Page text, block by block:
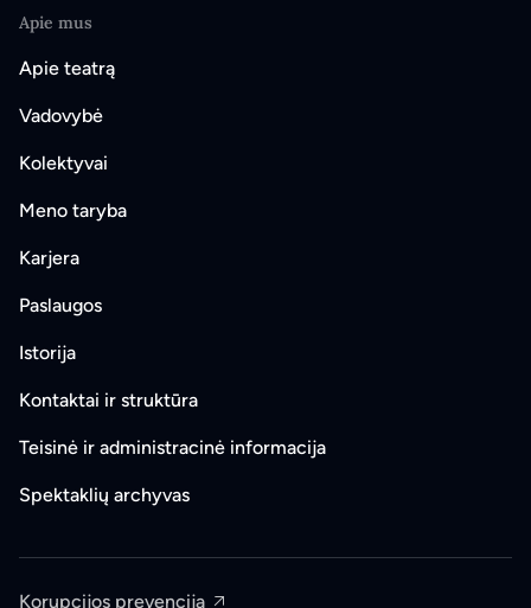
Apie mus
Apie teatrą
Vadovybė
Kolektyvai
Meno taryba
Karjera
Paslaugos
Istorija
Kontaktai ir struktūra
Teisinė ir administracinė informacija
Spektaklių archyvas
Korupcijos prevencija